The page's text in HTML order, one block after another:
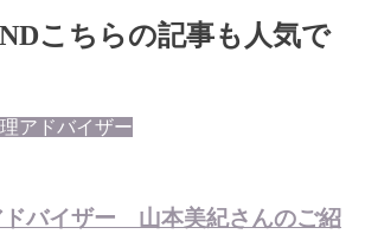
こちらの記事も人気で
アドバイザー
ドバイザー 山本美紀さんのご紹